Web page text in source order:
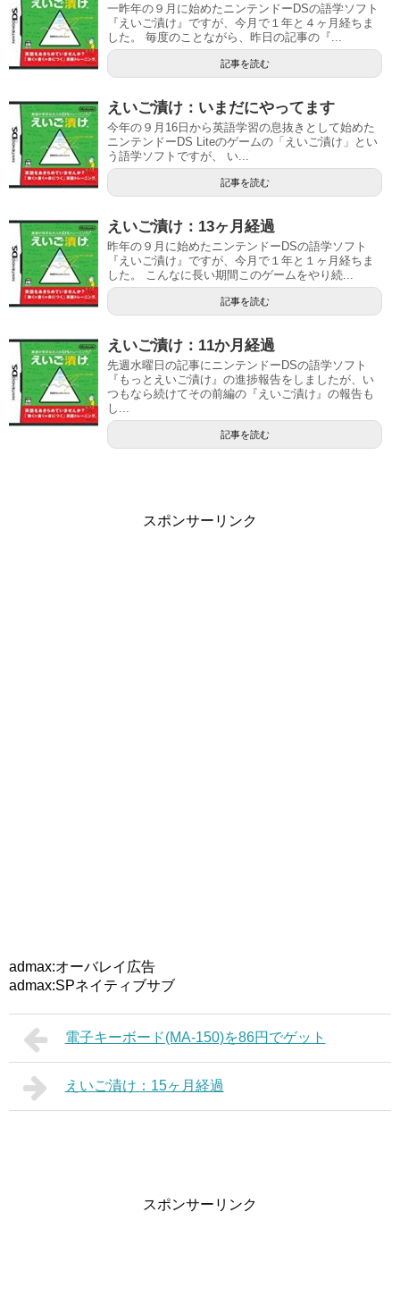
一昨年の９月に始めたニンテンドーDSの語学ソフト
『えいご漬け』ですが、今月で１年と４ヶ月経ちま
した。 毎度のことながら、昨日の記事の『...
記事を読む
えいご漬け：いまだにやってます
今年の９月16日から英語学習の息抜きとして始めた
ニンテンドーDS Liteのゲームの「えいご漬け」とい
う語学ソフトですが、 い...
記事を読む
えいご漬け：13ヶ月経過
昨年の９月に始めたニンテンドーDSの語学ソフト
『えいご漬け』ですが、今月で１年と１ヶ月経ちま
した。 こんなに長い期間このゲームをやり続...
記事を読む
えいご漬け：11か月経過
先週水曜日の記事にニンテンドーDSの語学ソフト
『もっとえいご漬け』の進捗報告をしましたが、い
つもなら続けてその前編の『えいご漬け』の報告も
し...
記事を読む
スポンサーリンク
admax:オーバレイ広告
admax:SPネイティブサブ
電子キーボード(MA-150)を86円でゲット
えいご漬け：15ヶ月経過
スポンサーリンク